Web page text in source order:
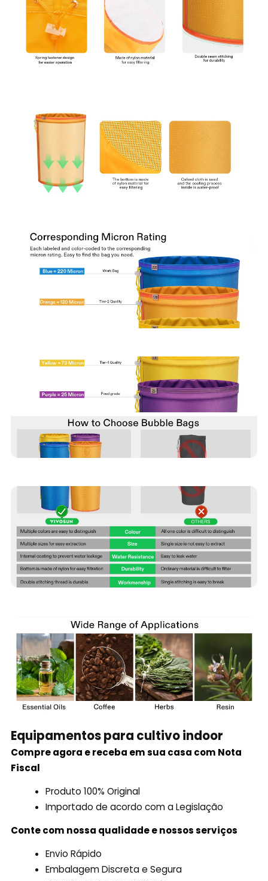
Equipamentos para cultivo indoor
Compre agora e receba em sua casa com Nota
Fiscal
Produto 100% Original
Importado de acordo com a Legislação
Conte com nossa qualidade e nossos serviços
Envio Rápido
Embalagem Discreta e Segura